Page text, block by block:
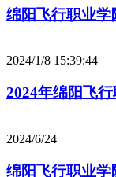
绵阳飞行职业学
2024/1/8 15:39:44
2024年绵阳飞
2024/6/24
绵阳飞行职业学